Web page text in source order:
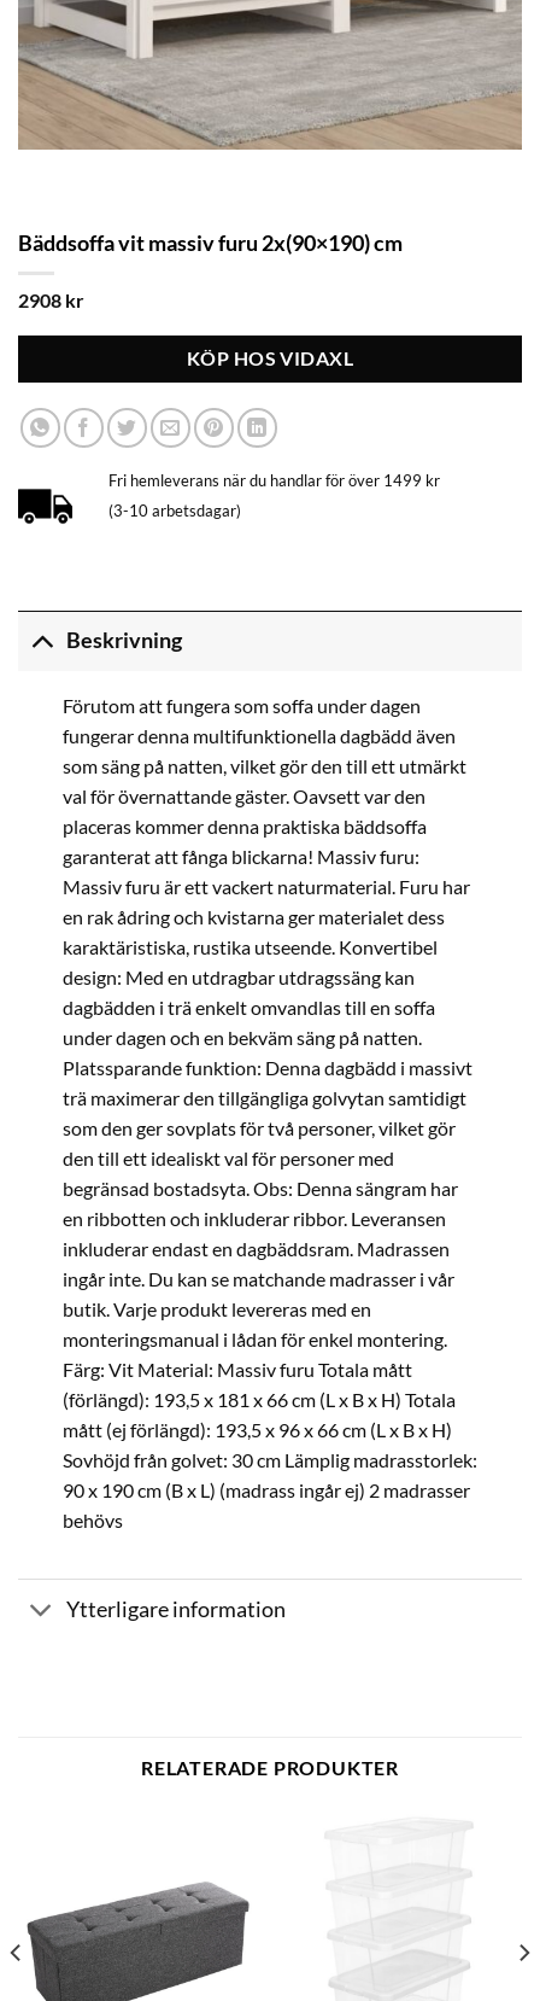
Bäddsoffa vit massiv furu 2x(90×190) cm
2908 kr
KÖP HOS VIDAXL
Fri hemleverans när du handlar för över 1499 kr
(3-10 arbetsdagar)
Beskrivning
Förutom att fungera som soffa under dagen
fungerar denna multifunktionella dagbädd även
som säng på natten, vilket gör den till ett utmärkt
val för övernattande gäster. Oavsett var den
placeras kommer denna praktiska bäddsoffa
garanterat att fånga blickarna! Massiv furu:
Massiv furu är ett vackert naturmaterial. Furu har
en rak ådring och kvistarna ger materialet dess
karaktäristiska, rustika utseende. Konvertibel
design: Med en utdragbar utdragssäng kan
dagbädden i trä enkelt omvandlas till en soffa
under dagen och en bekväm säng på natten.
Platssparande funktion: Denna dagbädd i massivt
trä maximerar den tillgängliga golvytan samtidigt
som den ger sovplats för två personer, vilket gör
den till ett idealiskt val för personer med
begränsad bostadsyta. Obs: Denna sängram har
en ribbotten och inkluderar ribbor. Leveransen
inkluderar endast en dagbäddsram. Madrassen
ingår inte. Du kan se matchande madrasser i vår
butik. Varje produkt levereras med en
monteringsmanual i lådan för enkel montering.
Färg: Vit Material: Massiv furu Totala mått
(förlängd): 193,5 x 181 x 66 cm (L x B x H) Totala
mått (ej förlängd): 193,5 x 96 x 66 cm (L x B x H)
Sovhöjd från golvet: 30 cm Lämplig madrasstorlek:
90 x 190 cm (B x L) (madrass ingår ej) 2 madrasser
behövs
Ytterligare information
RELATERADE PRODUKTER